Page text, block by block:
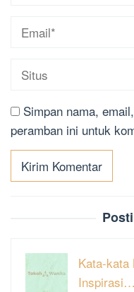
Simpan nama,
peramban ini untuk
Kata-kata
Inspirasi…